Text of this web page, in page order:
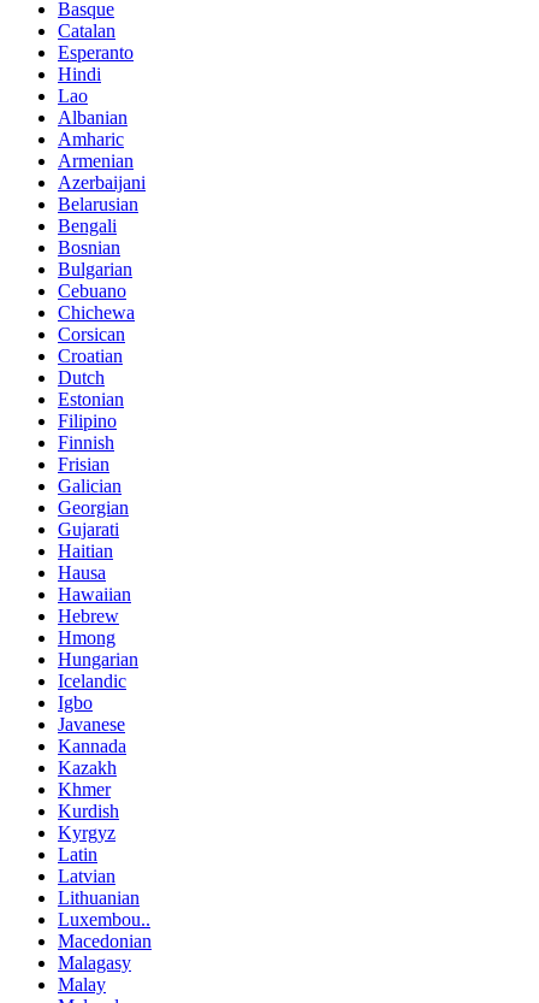
Basque
Catalan
Esperanto
Hindi
Lao
Albanian
Amharic
Armenian
Azerbaijani
Belarusian
Bengali
Bosnian
Bulgarian
Cebuano
Chichewa
Corsican
Croatian
Dutch
Estonian
Filipino
Finnish
Frisian
Galician
Georgian
Gujarati
Haitian
Hausa
Hawaiian
Hebrew
Hmong
Hungarian
Icelandic
Igbo
Javanese
Kannada
Kazakh
Khmer
Kurdish
Kyrgyz
Latin
Latvian
Lithuanian
Luxembou..
Macedonian
Malagasy
Malay